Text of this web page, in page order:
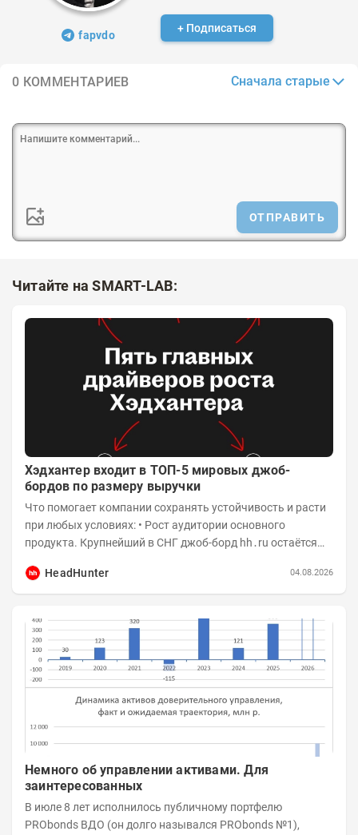
fapvdo
+ Подписаться
0 КОММЕНТАРИЕВ Сначала старые
ОТПРАВИТЬ
Читайте на SMART-LAB:
Хэдхантер входит в ТОП-5 мировых джоб-
бордов по размеру выручки
Что помогает компании сохранять устойчивость и расти
при любых условиях: • Рост аудитории основного
продукта. Крупнейший в СНГ джоб-борд hh․ru остаётся
HeadHunter
04.08.2026
Немного об управлении активами. Для
заинтересованных
В июле 8 лет исполнилось публичному портфелю
PRObonds ВДО (он долго назывался PRObonds №1),